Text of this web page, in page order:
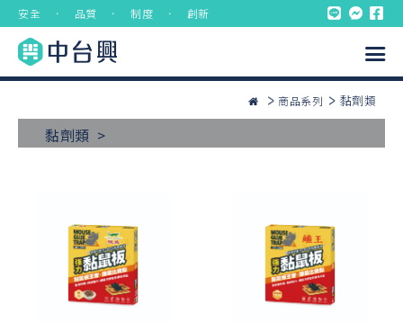
安全 ． 品質 ． 制度 ． 創新
商品系列 黏劑類
黏劑類 >